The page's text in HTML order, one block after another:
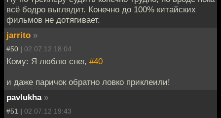
всё бодро выглядит. Конечно до 100% китайских
фильмов не дотягивает.
jarrito »
#50 | 02.07.12 18:04
Кому: Я люблю снег, #40
и даже паричок обратно ловко приклеили!
pavlukha »
#51 | 02.07.12 19:43